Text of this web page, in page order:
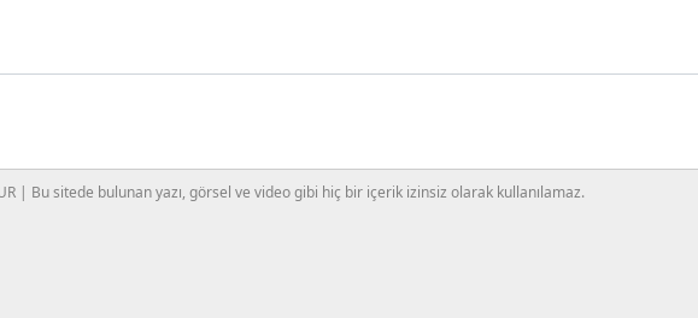
| Bu sitede bulunan yazı, görsel ve video gibi hiç bir içerik izinsiz olarak kullanılamaz.